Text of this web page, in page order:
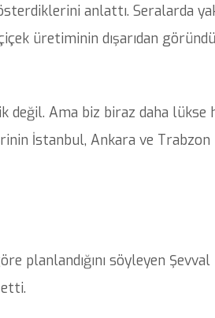
anlattı. Seralarda
üretiminin dışarıdan
değil. Ama biz biraz daha
İstanbul, Ankara ve
planlandığını söyleyen Şevval